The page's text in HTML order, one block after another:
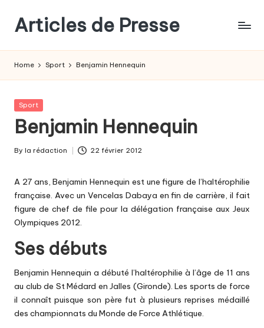
Articles de Presse
Home Sport Benjamin Hennequin
Posted
Sport
Benjamin Hennequin
Posted
By la rédaction 22 février 2012
A 27 ans, Benjamin Hennequin est une figure de l’haltérophilie
française. Avec un Vencelas Dabaya en fin de carrière, il fait
figure de chef de file pour la délégation française aux Jeux
Olympiques 2012.
Ses débuts
Benjamin Hennequin a débuté l’haltérophilie à l’âge de 11 ans
au club de St Médard en Jalles (Gironde). Les sports de force
il connaît puisque son père fut à plusieurs reprises médaillé
des championnats du Monde de Force Athlétique.